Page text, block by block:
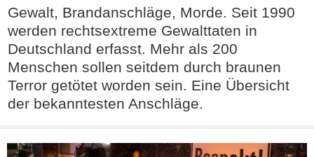
Gewalt, Brandanschläge, Morde. Seit 1990
werden rechtsextreme Gewalttaten in
Deutschland erfasst. Mehr als 200
Menschen sollen seitdem durch braunen
Terror getötet worden sein. Eine Übersicht
der bekanntesten Anschläge.